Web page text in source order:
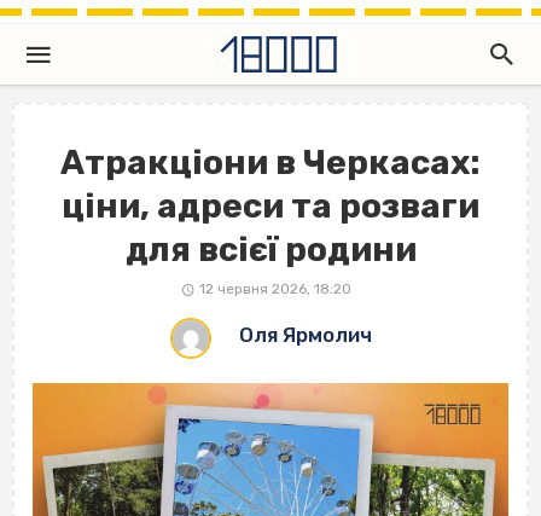
Атракціони в Черкасах:
ціни, адреси та розваги
для всієї родини
12 червня 2026, 18:20
Оля Ярмолич